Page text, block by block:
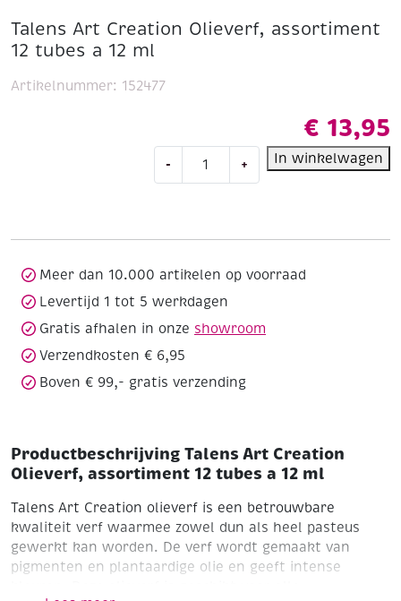
Talens Art Creation Olieverf, assortiment
12 tubes a 12 ml
€ 13,95
-
tubes
ml
aantal
+ In winkelwagen
Artikelnummer: 152477
Meer dan 10.000 artikelen op voorraad
Levertijd 1 tot 5 werkdagen
Gratis afhalen in onze showroom
Verzendkosten € 6,95
Boven € 99,- gratis verzending
Productbeschrijving Talens Art Creation
Olieverf, assortiment 12 tubes a 12 ml
Talens Art Creation olieverf is een betrouwbare
kwaliteit verf waarmee zowel dun als heel pasteus
gewerkt kan worden. De verf wordt gemaakt van
pigmenten en plantaardige olie en geeft intense